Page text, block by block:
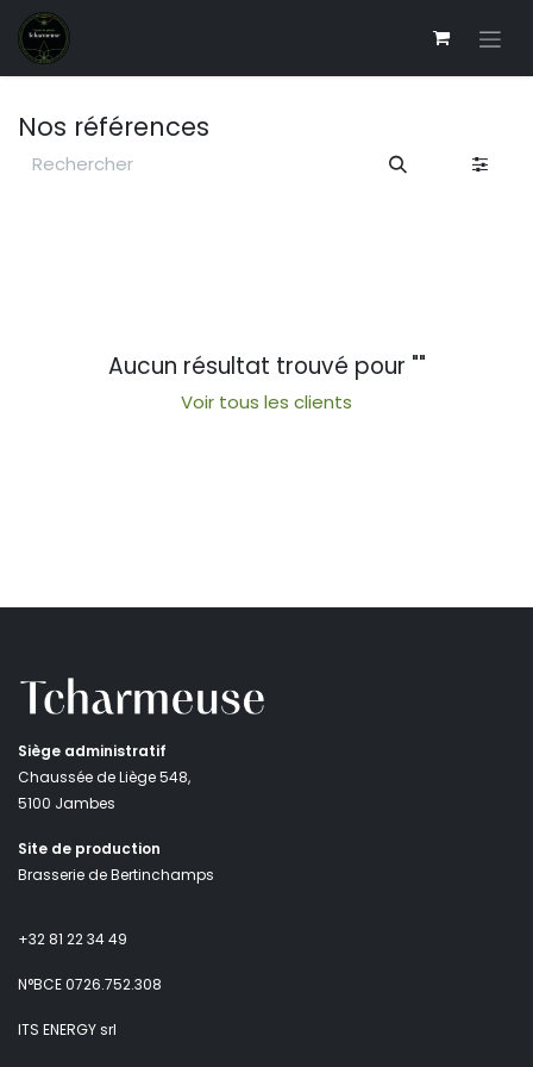
Se rendre au contenu
Nos références
Aucun résultat trouvé pour ""
Voir tous les clients
Siège administratif
Chaussée de Liège 548,
5100 Jambes
Site de production
Brasserie de Bertinchamps
+32 81 22 34 49
N°BCE 0726.752.308
ITS ENERGY srl